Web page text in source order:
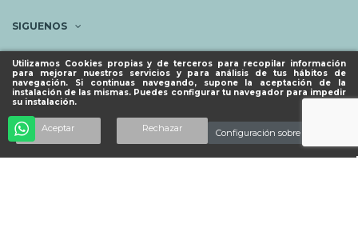
Utilizamos Cookies propias y de terceros para recopilar información
para mejorar nuestros servicios y para análisis de tus hábitos de
navegación. Si continuas navegando, supone la aceptación de la
instalación de las mismas. Puedes configurar tu navegador para impedir
su instalación.
Aceptar Rechazar Configuración sobre cookies
Añadir al carrito
SIGUENOS
NEWSLETTER